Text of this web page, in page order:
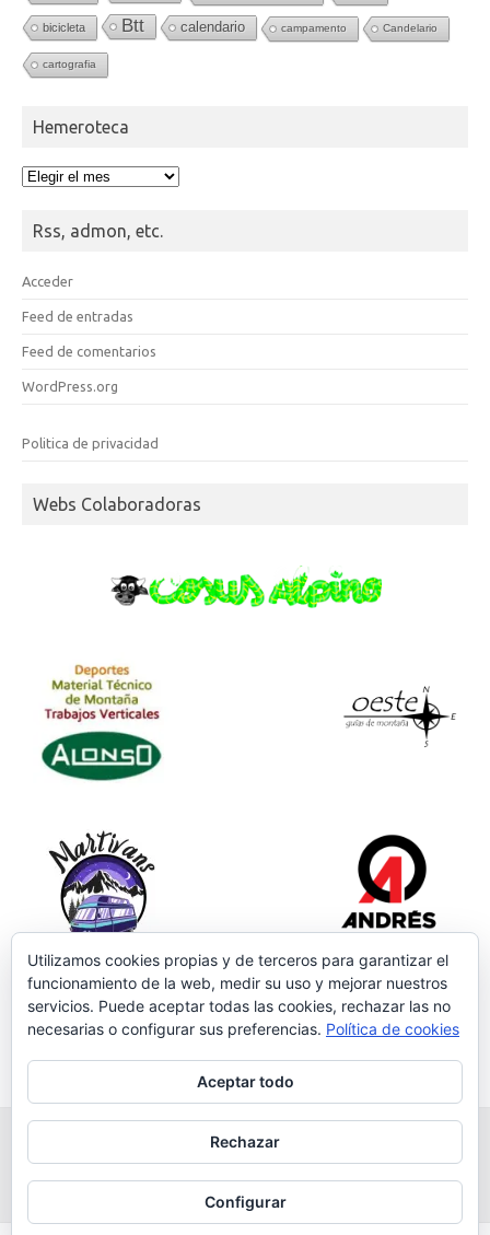
bicicleta Btt calendario campamento Candelario
cartografia
Hemeroteca
Hemeroteca
Rss, admon, etc.
Acceder
Feed de entradas
Feed de comentarios
WordPress.org
Politica de privacidad
Webs Colaboradoras
Grupo Salmantino de Montaña
Av. Juan Pablo II, 24, 1ª planta. Tejares. Salamanca
Utilizamos cookies propias y de terceros para garantizar el
funcionamiento de la web, medir su uso y mejorar nuestros
servicios. Puede aceptar todas las cookies, rechazar las no
necesarias o configurar sus preferencias. Política de cookies
Aceptar todo
Rechazar
Configurar